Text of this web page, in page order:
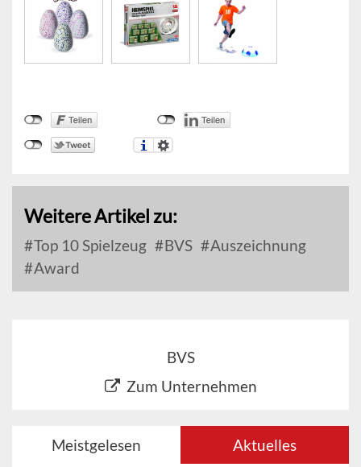
Weitere Artikel zu:
Top 10 Spielzeug BVS
Auszeichnung
Award
BVS
Zum Unternehmen
Meistgelesen Aktuelles